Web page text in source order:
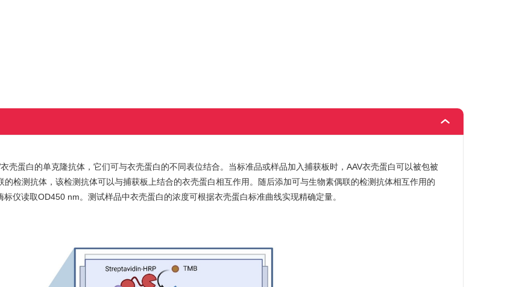
壳蛋白的单克隆抗体，它们可与衣壳蛋白的不同表位结合。当标准品或样品加入捕获板时，AAV衣壳蛋白可以被包被
检测抗体，该检测抗体可以与捕获板上结合的衣壳蛋白相互作用。随后添加可与生物素偶联的检测抗体相互作用的
仪读取OD450 nm。测试样品中衣壳蛋白的浓度可根据衣壳蛋白标准曲线实现精确定量。